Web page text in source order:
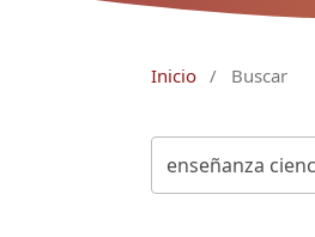
Inicio / Buscar